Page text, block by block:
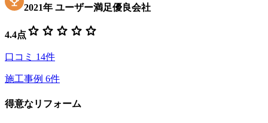
2021年 ユーザー満足優良会社
4.4点 star star star star star
口コミ 14件
施工事例 6件
得意なリフォーム